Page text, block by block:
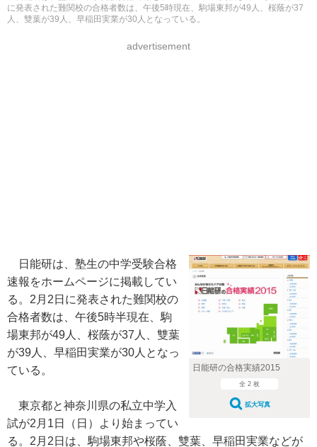
に発表された難関校の合格者数は、午後5時現在、駒場東邦が49人、桜蔭が37
人、雙葉が39人、早稲田実業が30人となっている。
advertisement
日能研の合格実績2015
全 2 枚
拡大写真
日能研は、塾生の中学受験合格
速報をホームページに掲載してい
る。2月2日に発表された難関校の
合格者数は、午後5時半現在、駒
場東邦が49人、桜蔭が37人、雙葉
が39人、早稲田実業が30人となっ
ている。
東京都と神奈川県の私立中学入
試が2月1日（日）より始まってい
る。2月2日は、駒場東邦や桜蔭、雙葉、早稲田実業などが